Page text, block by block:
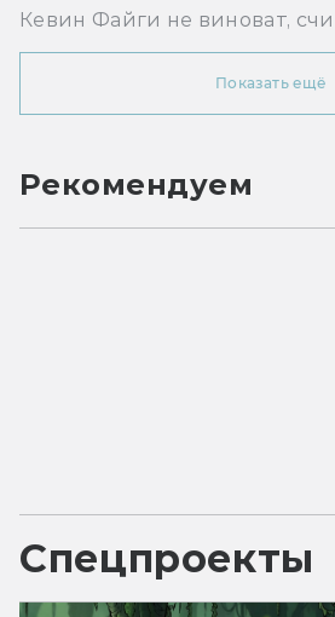
Кевин Файги не виноват,
Показать ещё
Рекомендуем
Спецпроекты